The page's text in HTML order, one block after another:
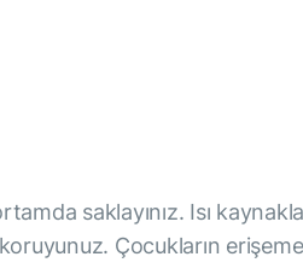
saklayınız. Isı
Çocukların